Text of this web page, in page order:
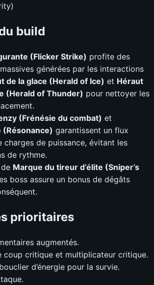
build
(Flicker Strike) profite des
générées par les interactions
de la glace (Herald of Ice) et Héraut
(Herald of Thunder) pour nettoyer les
(Frénésie du combat) et
(Résonance) garantissent un flux
charges de puissance, évitant les
de rythme.
Marque du tireur d’élite (Sniper’s
boss assure un bonus de dégâts
prioritaires
augmentés.
coup critique et multiplicateur critique.
d’énergie pour la survie.